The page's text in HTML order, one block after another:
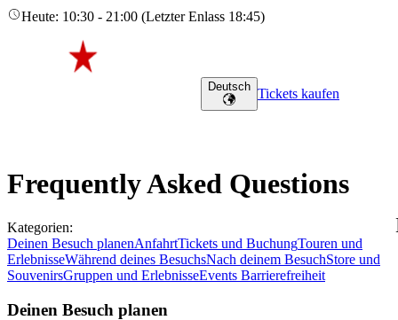
Heute: 10:30 - 21:00 (Letzter Enlass 18:45)
Deutsch Tickets kaufen
Frequently Asked Questions
Kategorien:
Deinen Besuch planenAnfahrtTickets und BuchungTouren und
ErlebnisseWährend deines BesuchsNach deinem BesuchStore und
SouvenirsGruppen und ErlebnisseEvents Barrierefreiheit
Deinen Besuch planen